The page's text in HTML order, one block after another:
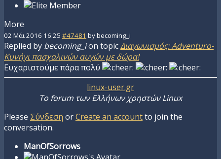
More
02 Μάι 2016 16:25 #47481 bybecoming_i
Replied by becoming_ion topicΔιαγωνισμός: Adventuro-
Κυνήγι πασχαλινών αυγών με δώρα!
Ευχαριστούμε πάρα πολύ
linux-user.gr
To forum των Ελλήνων χρηστών Linux
Please Σύνδεση orCreate an accountto join the
conversation.
ManOfSorrows